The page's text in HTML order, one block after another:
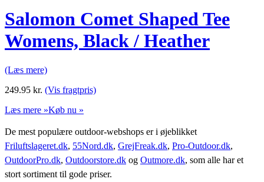
Salomon Comet Shaped Tee
Womens, Black / Heather
(Læs mere)
249.95 kr. (Vis fragtpris)
Læs mere »Køb nu »
De mest populære outdoor-webshops er i øjeblikket
Friluftslageret.dk, 55Nord.dk, GrejFreak.dk, Pro-Outdoor.dk,
OutdoorPro.dk, Outdoorstore.dk og Outmore.dk, som alle har et
stort sortiment til gode priser.